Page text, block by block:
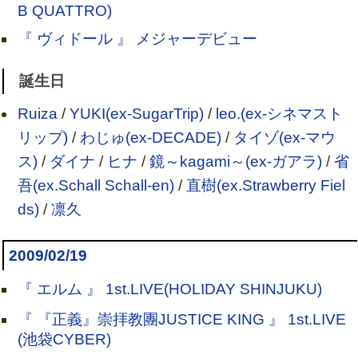
B QUATTRO)
『 ヴィドール 』 メジャーデビュー
誕生日
Ruiza /YUKI(ex-SugarTrip)/ leo.(ex-シネマスト
リップ)/ わじゅ(ex-DECADE)/ タイゾ(ex-マウ
ス)/ ダイナ / ヒナ /鏡～kagami～(ex-ガアラ)/省
吾(ex.Schall Schall-en)/ 直樹(ex.Strawberry Fiel
ds)/凛久
2009/02/19
『 エルム 』 1st.LIVE(HOLIDAY SHINJUKU)
『 『正義』崇拝教團JUSTICE KING 』 1st.LIVE
(池袋CYBER)